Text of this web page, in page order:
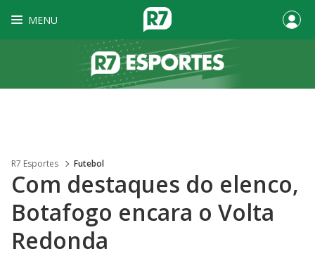
MENU
R7 Esportes Futebol
Com destaques do elenco,
Botafogo encara o Volta
Redonda